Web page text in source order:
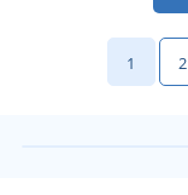
1 2